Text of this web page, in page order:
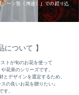
シーン別（用途）」での絞り込
について 】
ストが旬のお花を使って
花束のシリーズです。
デザインを選定するため、
の良いお花を贈りたい』
す。